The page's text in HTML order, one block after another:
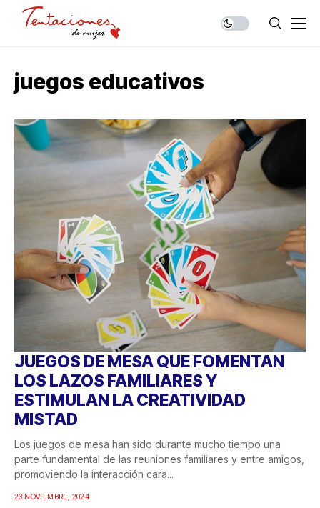
juegos educativos
JUEGOS DE MESA QUE FOMENTAN
LOS LAZOS FAMILIARES Y
ESTIMULAN LA CREATIVIDAD
MISTAD
Los juegos de mesa han sido durante mucho tiempo una
parte fundamental de las reuniones familiares y entre amigos,
promoviendo la interacción cara...
23 NOVIEMBRE, 2024